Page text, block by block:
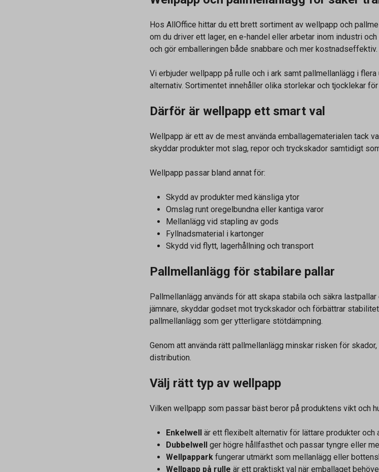
Hos AllOffice hittar du ett brett sortiment av wellpapp och
om du driver ett lager, en e-handel eller arbetar inom industri
och gör emballeringen både snabbare och mer kostnadseffektiv.
Vi erbjuder wellpapp på rulle och i ark samt pallmellanlägg i
alternativ. Sortimentet innehåller olika storlekar och tjocklekar
Därför är wellpapp ett smart val
Wellpapp är ett av de mest använda emballagematerialen tack
skyddar produkter mot slag, repor och tryckskador samtidigt
Wellpapp passar bland annat för:
Skydd av produkter med känsliga ytor
Omslag runt oregelbundna eller kantiga varor
Mellanlägg vid stapling av gods
Fyllnadsmaterial i kartonger
Skydd vid flytt, lagerhållning och transport
Pallmellanlägg för stabilare pallar
Pallmellanlägg används för att skapa stabila och säkra
jämnare, skyddar godset mot tryckskador och förbättrar
pallmellanlägg som ger ytterligare stötdämpning.
Genom att använda rätt pallmellanlägg minskar risken för
distribution.
Välj rätt typ av wellpapp
Vilken wellpapp som passar bäst beror på produktens vikt och
Enkelwell
är ett flexibelt alternativ för lättare produkter och
Dubbelwell
ger högre hållfasthet och passar tyngre eller
Wellpappark fungerar utmärkt som mellanlägg eller
Wellpapp på rulle är ett praktiskt val när emballaget